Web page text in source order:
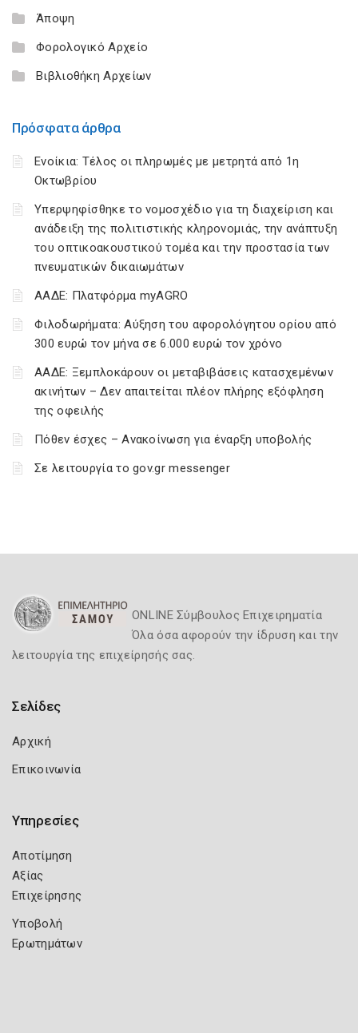
Άποψη
Φορολογικό Αρχείο
Βιβλιοθήκη Αρχείων
Πρόσφατα άρθρα
Ενοίκια: Τέλος οι πληρωμές με μετρητά από 1η
Οκτωβρίου
Υπερψηφίσθηκε το νομοσχέδιο για τη διαχείριση και
ανάδειξη της πολιτιστικής κληρονομιάς, την ανάπτυξη
του οπτικοακουστικού τομέα και την προστασία των
πνευματικών δικαιωμάτων
ΑΑΔΕ: Πλατφόρμα myAGRO
Φιλοδωρήματα: Αύξηση του αφορολόγητου ορίου από
300 ευρώ τον μήνα σε 6.000 ευρώ τον χρόνο
ΑΑΔΕ: Ξεμπλοκάρουν οι μεταβιβάσεις κατασχεμένων
ακινήτων – Δεν απαιτείται πλέον πλήρης εξόφληση
της οφειλής
Πόθεν έσχες – Ανακοίνωση για έναρξη υποβολής
Σε λειτουργία το gov.gr messenger
ONLINE Σύμβουλος Επιχειρηματία
Όλα όσα αφορούν την ίδρυση και την
λειτουργία της επιχείρησής σας.
Σελίδες
Αρχική
Επικοινωνία
Υπηρεσίες
Αποτίμηση
Αξίας
Επιχείρησης
Υποβολή
Ερωτημάτων